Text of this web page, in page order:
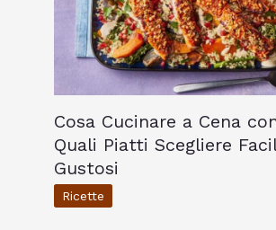
Cosa Cucinare a Cena
Quali Piatti Scegliere
Gustosi
Ricette